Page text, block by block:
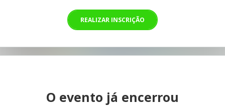
REALIZAR INSCRIÇÃO
O evento já encerrou